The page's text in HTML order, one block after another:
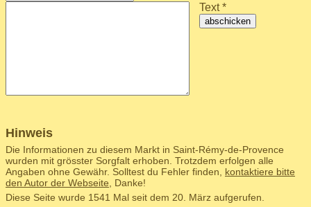
Text *
abschicken
Hinweis
Die Informationen zu diesem Markt in Saint-Rémy-de-Provence
wurden mit grösster Sorgfalt erhoben. Trotzdem erfolgen alle
Angaben ohne Gewähr. Solltest du Fehler finden, kontaktiere bitte
den Autor der Webseite , Danke!
Diese Seite wurde 1541 Mal seit dem 20. März aufgerufen.